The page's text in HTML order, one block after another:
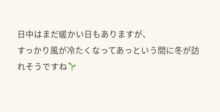
日中はまだ暖かい日もありますが、
すっかり風が冷たくなってあっという間に冬が訪
れそうですね